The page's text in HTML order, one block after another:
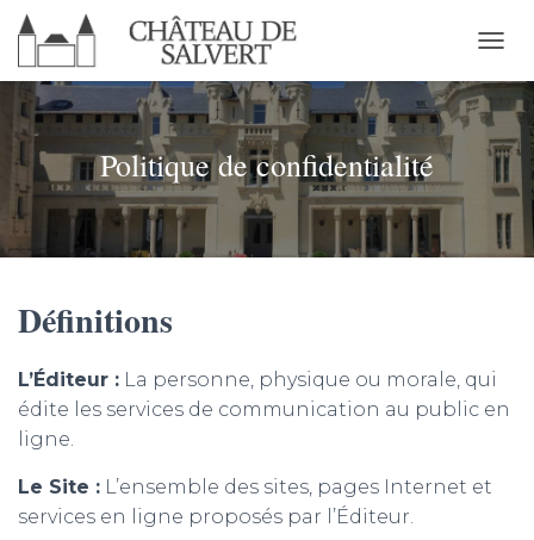
É
L
I
R
L
A
N
A
I
Politique de confidentialité
Définitions
L’Éditeur : La personne, physique ou morale, qui
édite les services de communication au public en
ligne.
Le Site : L’ensemble des sites, pages Internet et
services en ligne proposés par l’Éditeur.